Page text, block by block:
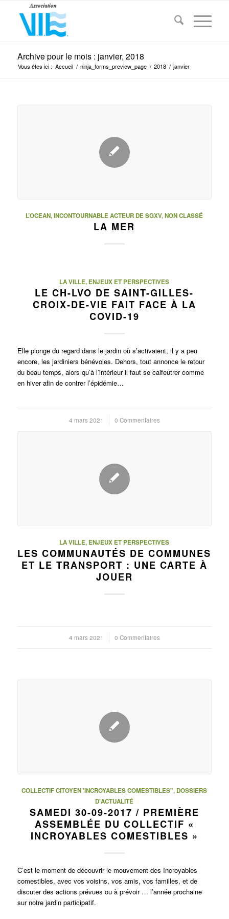
Archive pour le mois : janvier, 2018
Vous êtes ici : Accueil / ninja_forms_preview_page / 2018 / janvier
L’OCEAN, INCONTOURNABLE ACTEUR DE SGXV,NON CLASSÉ
LA MER
LA VILLE, ENJEUX ET PERSPECTIVES
LE CH-LVO DE SAINT-GILLES-
CROIX-DE-VIE FAIT FACE À LA
COVID-19
Elle plonge du regard dans le jardin où s’activaient, il y a peu
encore, les jardiniers bénévoles. Dehors, tout annonce le retour
du beau temps, alors qu’à l’intérieur il faut se calfeutrer comme
en hiver afin de contrer l’épidémie…
4 mars 2021
/ 0 Commentaires
LA VILLE, ENJEUX ET PERSPECTIVES
LES COMMUNAUTÉS DE COMMUNES
ET LE TRANSPORT : UNE CARTE À
JOUER
4 mars 2021
/ 0 Commentaires
COLLECTIF CITOYEN 'INCROYABLES COMESTIBLES", DOSSIERS
D'ACTUALITÉ
SAMEDI 30-09-2017 / PREMIÈRE
ASSEMBLÉE DU COLLECTIF «
INCROYABLES COMESTIBLES »
C’est le moment de découvrir le mouvement des Incroyables
comestibles, avec vos voisins, vos amis, vos familles, et de
discuter des actions prévues ou à prévoir … l’année prochaine
sur notre jardin participatif.